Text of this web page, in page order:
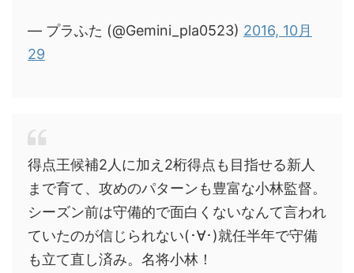
— プラふた (@Gemini_pla0523) 2016, 10月
29
得点王候補2人に加え2桁得点も目指せる新人
まで育て、攻めのパターンも豊富な小林監督。
シーズン前は守備的で面白くないなんて言われ
ていたのが信じられない(･∀･)就任半年で守備
も立て直し済み。名将小林！